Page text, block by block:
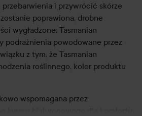
i przywrócić skórze
poprawiona, drobne
wygładzone. Tasmanian
podrażnienia powodowane przez
z tym, że Tasmanian
roślinnego, kolor produktu
wspomagana przez